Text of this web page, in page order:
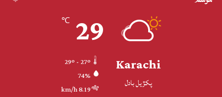
Karachi
پکڙيل بادل
29
℃
74%
8.19 km/h